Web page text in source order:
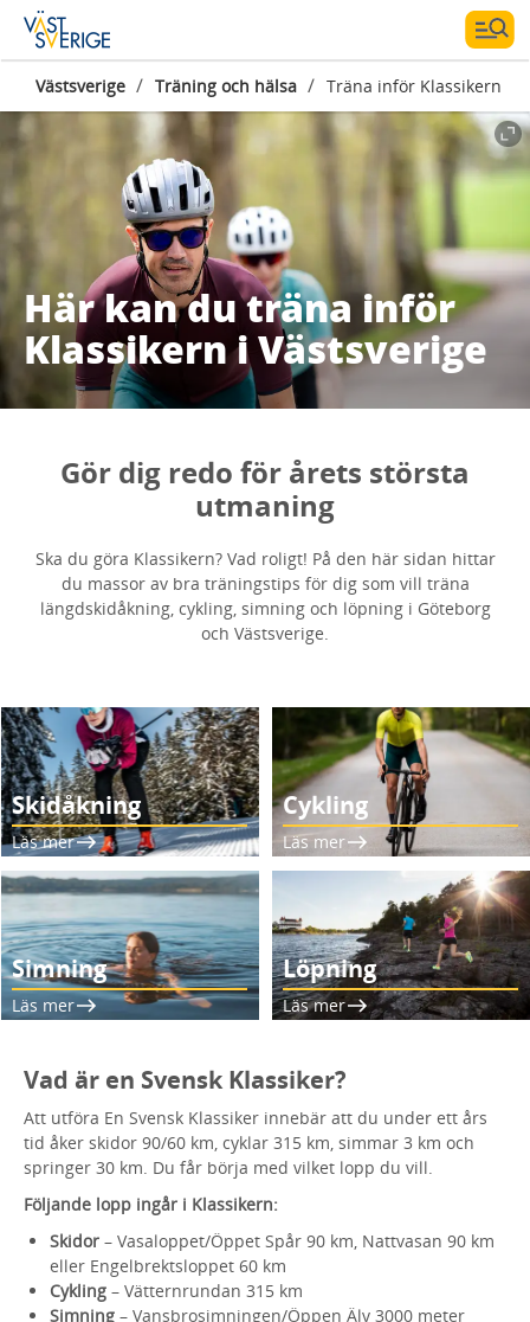
Västsverige / Träning och hälsa / Träna inför Klassikern
Här kan du träna inför
Klassikern i Västsverige
Gör dig redo för årets största
utmaning
Ska du göra Klassikern? Vad roligt! På den här sidan hittar
du massor av bra träningstips för dig som vill träna
längdskidåkning, cykling, simning och löpning i Göteborg
och Västsverige.
Skidåkning
Läs mer
Cykling
Läs mer
Simning
Läs mer
Löpning
Läs mer
Vad är en Svensk Klassiker?
Att utföra En Svensk Klassiker innebär att du under ett års
tid åker skidor 90/60 km, cyklar 315 km, simmar 3 km och
springer 30 km. Du får börja med vilket lopp du vill.
Följande lopp ingår i Klassikern:
Skidor – Vasaloppet/Öppet Spår 90 km, Nattvasan 90 km
eller Engelbrektsloppet 60 km
Cykling – Vätternrundan 315 km
Simning – Vansbrosimningen/Öppen Älv 3000 meter